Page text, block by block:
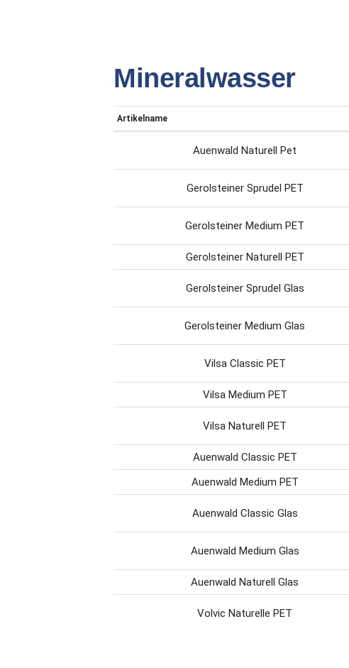
Mineralwasser
Artikelname
Auenwald Naturell Pet
Gerolsteiner Sprudel PET
Gerolsteiner Medium PET
Gerolsteiner Naturell PET
Gerolsteiner Sprudel Glas
Gerolsteiner Medium Glas
Vilsa Classic PET
Vilsa Medium PET
Vilsa Naturell PET
Auenwald Classic PET
Auenwald Medium PET
Auenwald Classic Glas
Auenwald Medium Glas
Auenwald Naturell Glas
Volvic Naturelle PET